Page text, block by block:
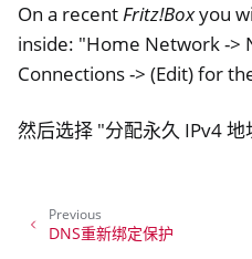
On a recentFritz!Boxyou
inside: "Home Network ->
Connections -> (Edit) for
然后选择 "分配永久 IPv4 地
Previous
DNS重新绑定保护